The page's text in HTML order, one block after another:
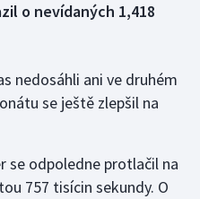
o nevídaných 1,418
nedosáhli ani ve druhém
se ještě zlepšil na
se odpoledne protlačil na
757 tisícin sekundy. O